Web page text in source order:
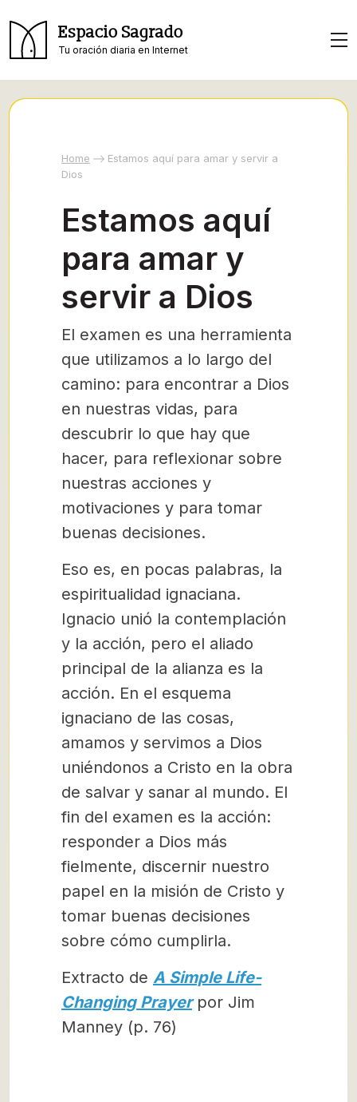
Espacio Sagrado
Tu oración diaria en Internet
Home
Estamos aquí para amar y servir a
Dios
Estamos aquí
para amar y
servir a Dios
El examen es una herramienta
que utilizamos a lo largo del
camino: para encontrar a Dios
en nuestras vidas, para
descubrir lo que hay que
hacer, para reflexionar sobre
nuestras acciones y
motivaciones y para tomar
buenas decisiones.
Eso es, en pocas palabras, la
espiritualidad ignaciana.
Ignacio unió la contemplación
y la acción, pero el aliado
principal de la alianza es la
acción. En el esquema
ignaciano de las cosas,
amamos y servimos a Dios
uniéndonos a Cristo en la obra
de salvar y sanar al mundo. El
fin del examen es la acción:
responder a Dios más
fielmente, discernir nuestro
papel en la misión de Cristo y
tomar buenas decisiones
sobre cómo cumplirla.
Extracto de A Simple Life-
Changing Prayerpor Jim
Manney (p. 76)